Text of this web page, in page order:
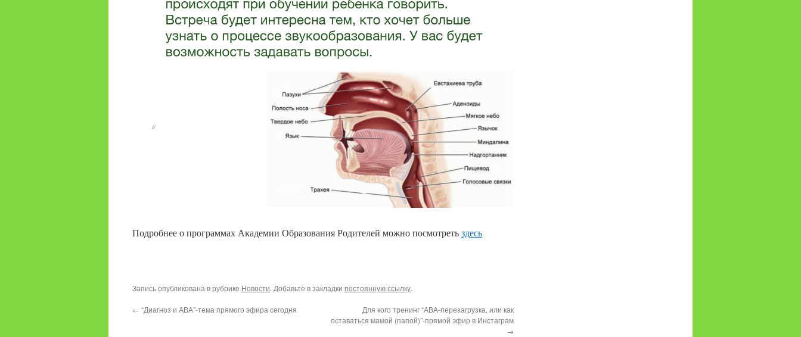
Подробнее о программах Академии Образования Родителей можно посмотретьздесь
Запись опубликована в рубрике Новости. Добавьте в закладки постоянную ссылку.
← “Диагноз и АВА”-тема прямого эфира сегодня
Для кого тренинг “АВА-перезагрузка, или как
оставаться мамой (папой)”-прямой эфир в Инстаграм
→